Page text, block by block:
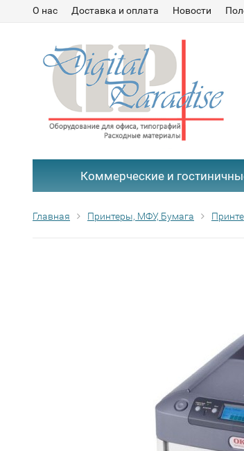
О нас Доставка и оплата Новости
Коммерческие и
Главная Принтеры, МФУ, Бумага